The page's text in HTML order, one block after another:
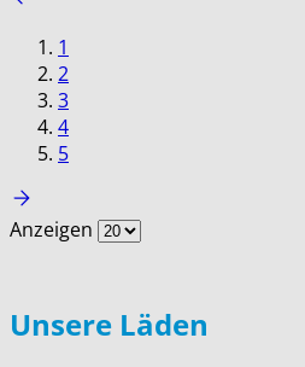
1
2
3
4
5
Anzeigen
Unsere Läden